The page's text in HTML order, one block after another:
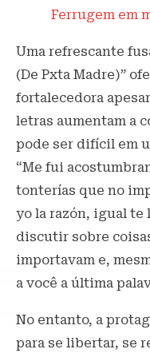
Ferrugem em
Uma refrescante
(De Pxta Madre)”
fortalecedora
letras aumentam a
pode ser difícil em
“Me fui
tonterías que no
yo la razón, igual te
discutir sobre
importavam e,
a você a última
No entanto, a
para se libertar, se